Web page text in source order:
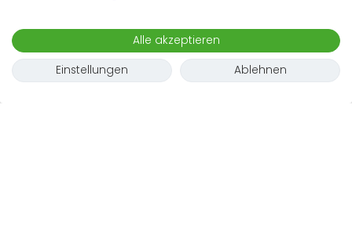
Alle akzeptieren
Einstellungen
Ablehnen